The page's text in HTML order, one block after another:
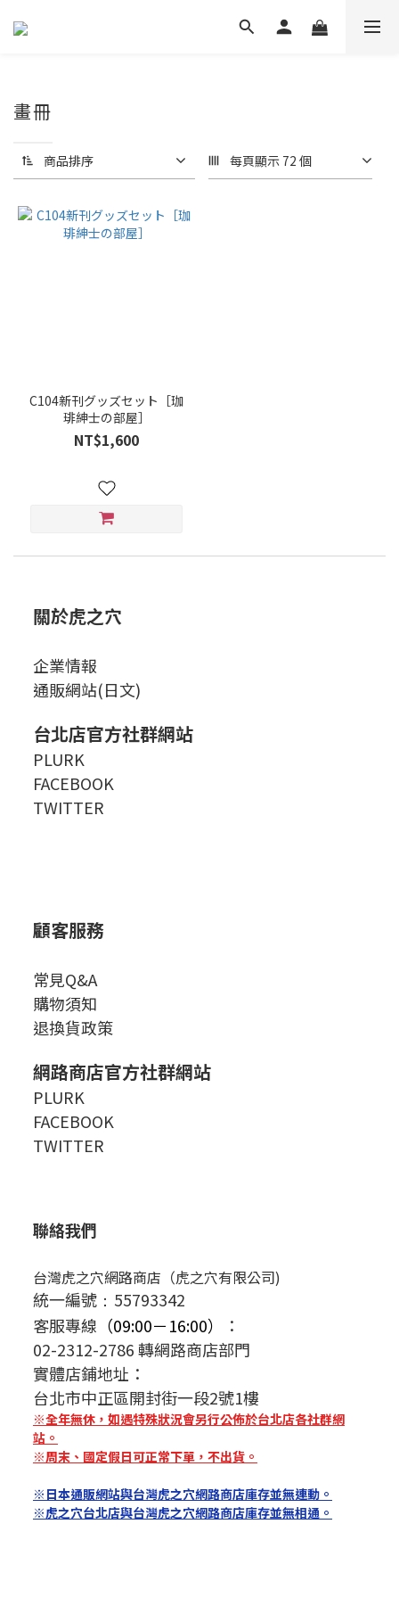
畫冊
商品排序 每頁顯示 72 個
C104新刊グッズセット［珈
琲紳士の部屋］
NT$1,600
關於虎之穴
企業情報
通販網站(日文)
台北店官方社群網站
PLURK
FACEBOOK
TWITTER
顧客服務
常見Q&A
購物須知
退換貨政策
網路商店官方社群網站
PLURK
FACEBOOK
TWITTER
聯絡我們
台灣虎之穴網路商店（虎之穴有限公司)
統一編號 ： 55793342
客服專線 （09:00－16:00）
：
02-2312-2786 轉網路商店部門
實體店鋪地址：
台北市中正區開封街一段2號1樓
※全年無休，如遇特殊狀況會另行公佈於台北店各社群網
站。
※周末、國定假日可正常下單，不出貨。
※日本通販網站與台灣虎之穴網路商店庫存並無連動。
※虎之穴台北店與台灣虎之穴網路商店庫存並無相通。